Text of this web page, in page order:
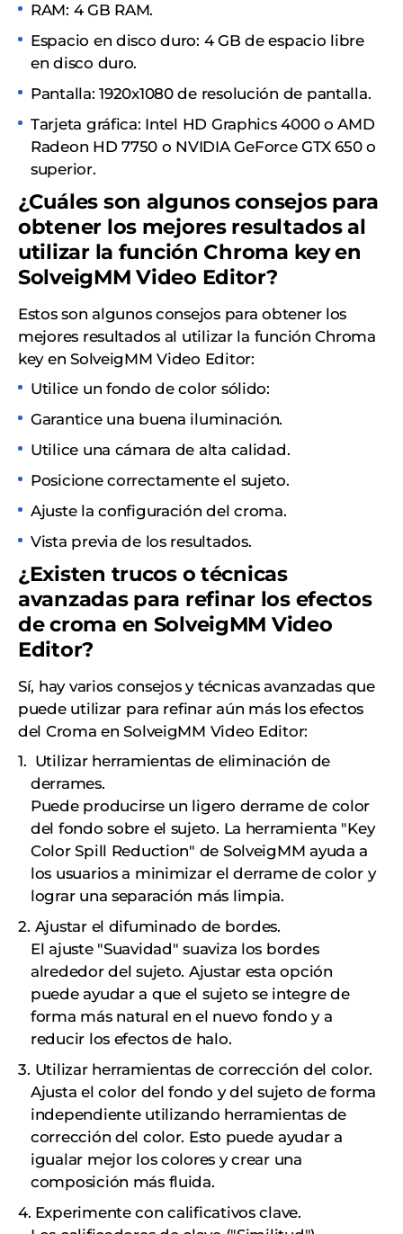
RAM: 4 GB RAM.
Espacio en disco duro: 4 GB de espacio libre
en disco duro.
Pantalla: 1920x1080 de resolución de pantalla.
Tarjeta gráfica: Intel HD Graphics 4000 o AMD
Radeon HD 7750 o NVIDIA GeForce GTX 650 o
superior.
¿Cuáles son algunos consejos para
obtener los mejores resultados al
utilizar la función Chroma key en
SolveigMM Video Editor?
Estos son algunos consejos para obtener los
mejores resultados al utilizar la función Chroma
key en SolveigMM Video Editor:
Utilice un fondo de color sólido:
Garantice una buena iluminación.
Utilice una cámara de alta calidad.
Posicione correctamente el sujeto.
Ajuste la configuración del croma.
Vista previa de los resultados.
¿Existen trucos o técnicas
avanzadas para refinar los efectos
de croma en SolveigMM Video
Editor?
Sí, hay varios consejos y técnicas avanzadas que
puede utilizar para refinar aún más los efectos
del Croma en SolveigMM Video Editor:
Utilizar herramientas de eliminación de
derrames.
Puede producirse un ligero derrame de color
del fondo sobre el sujeto. La herramienta "Key
Color Spill Reduction" de SolveigMM ayuda a
los usuarios a minimizar el derrame de color y
lograr una separación más limpia.
Ajustar el difuminado de bordes.
El ajuste "Suavidad" suaviza los bordes
alrededor del sujeto. Ajustar esta opción
puede ayudar a que el sujeto se integre de
forma más natural en el nuevo fondo y a
reducir los efectos de halo.
Utilizar herramientas de corrección del color.
Ajusta el color del fondo y del sujeto de forma
independiente utilizando herramientas de
corrección del color. Esto puede ayudar a
igualar mejor los colores y crear una
composición más fluida.
Experimente con calificativos clave.